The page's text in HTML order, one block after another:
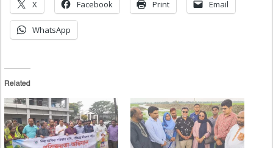
X Facebook Print Email
WhatsApp
Related